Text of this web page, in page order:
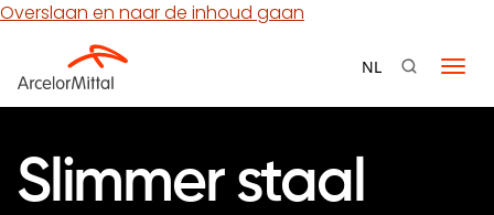
Overslaan en naar de inhoud gaan
NL
Slimmer staal